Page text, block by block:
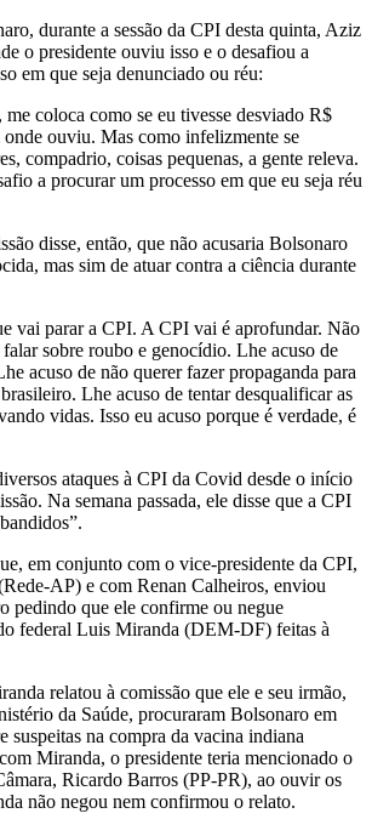
durante a sessão da CPI desta quinta, Aziz
o presidente ouviu isso e o desafiou a
em que seja denunciado ou réu:
coloca como se eu tivesse desviado R$
ouviu. Mas como infelizmente se
compadrio, coisas pequenas, a gente releva.
a procurar um processo em que eu seja réu
disse, então, que não acusaria Bolsonaro
mas sim de atuar contra a ciência durante
vai parar a CPI. A CPI vai é aprofundar. Não
sobre roubo e genocídio. Lhe acuso de
acuso de não querer fazer propaganda para
Lhe acuso de tentar desqualificar as
vidas. Isso eu acuso porque é verdade, é
ataques à CPI da Covid desde o início
Na semana passada, ele disse que a CPI
em conjunto com o vice-presidente da CPI,
AP) e com Renan Calheiros, enviou
pedindo que ele confirme ou negue
federal Luis Miranda (DEM-DF) feitas à
relatou à comissão que ele e seu irmão,
da Saúde, procuraram Bolsonaro em
suspeitas na compra da vacina indiana
Miranda, o presidente teria mencionado o
Ricardo Barros (PP-PR), ao ouvir os
não negou nem confirmou o relato.